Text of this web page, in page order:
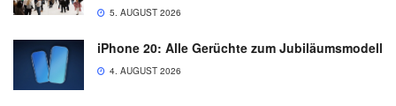
5. AUGUST 2026
iPhone 20: Alle Gerüchte zum Jubiläumsmodell
4. AUGUST 2026